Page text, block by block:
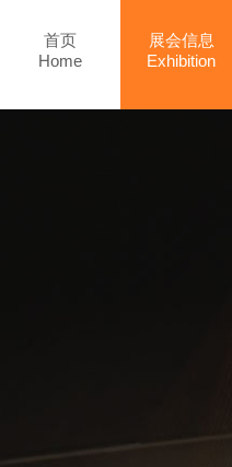
首页
Home
展会信息
Exhibition